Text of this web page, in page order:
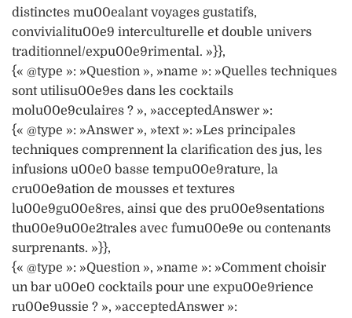
distinctes mu00ealant voyages gustatifs,
convivialitu00e9 interculturelle et double univers
traditionnel/expu00e9rimental. »}},
{« @type »: »Question », »name »: »Quelles techniques
sont utilisu00e9es dans les cocktails
molu00e9culaires ? », »acceptedAnswer »:
{« @type »: »Answer », »text »: »Les principales
techniques comprennent la clarification des jus, les
infusions u00e0 basse tempu00e9rature, la
cru00e9ation de mousses et textures
lu00e9gu00e8res, ainsi que des pru00e9sentations
thu00e9u00e2trales avec fumu00e9e ou contenants
surprenants. »}},
{« @type »: »Question », »name »: »Comment choisir
un bar u00e0 cocktails pour une expu00e9rience
ru00e9ussie ? », »acceptedAnswer »: